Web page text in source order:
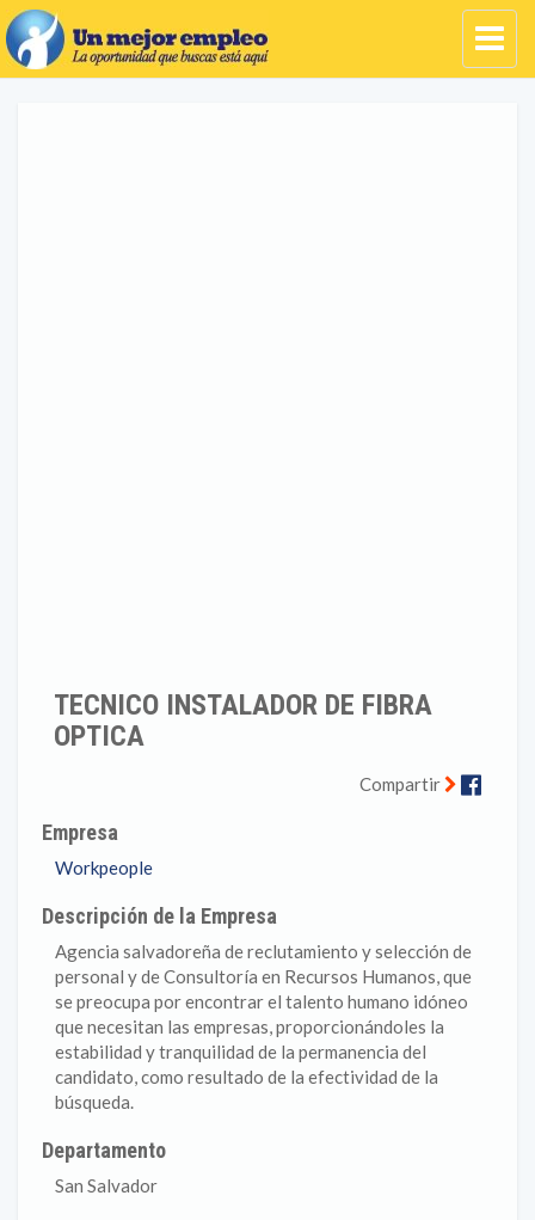
TECNICO INSTALADOR DE FIBRA
OPTICA
Compartir
Empresa
Workpeople
Descripción de la Empresa
Agencia salvadoreña de reclutamiento y selección de
personal y de Consultoría en Recursos Humanos, que
se preocupa por encontrar el talento humano idóneo
que necesitan las empresas, proporcionándoles la
estabilidad y tranquilidad de la permanencia del
candidato, como resultado de la efectividad de la
búsqueda.
Departamento
San Salvador